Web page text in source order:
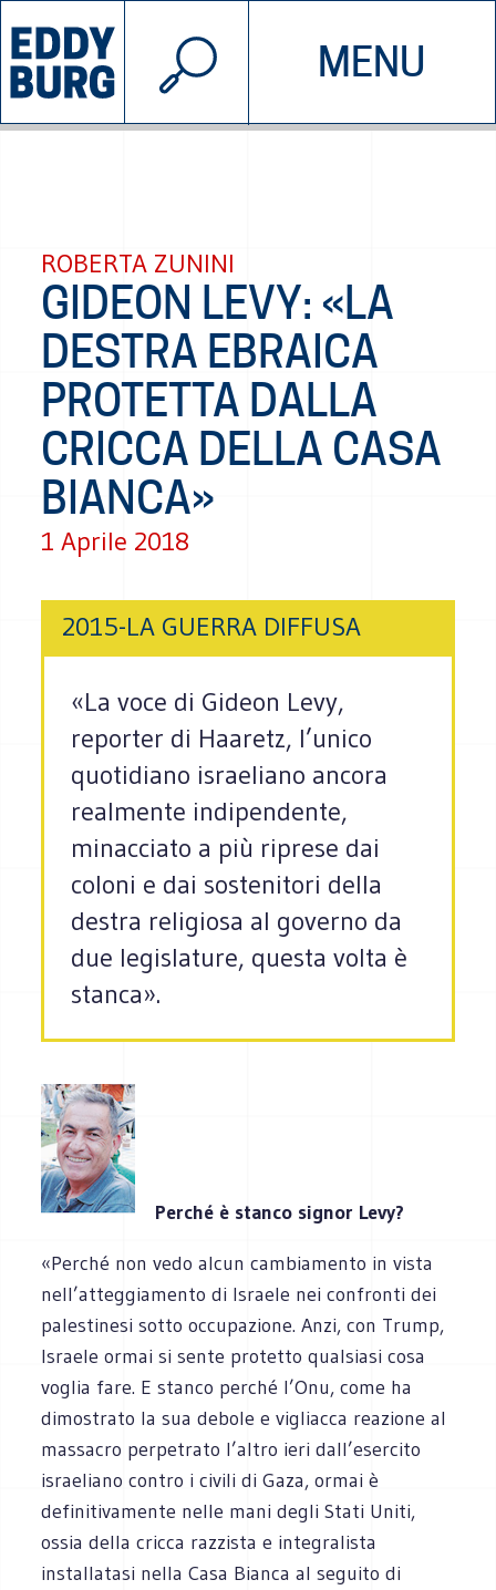
MENU
INIZIATIVE CHI SIAMO
© 2026 EDDYBURG
ROBERTA ZUNINI
GIDEON LEVY: «LA
DESTRA EBRAICA
PROTETTA DALLA
CRICCA DELLA CASA
BIANCA»
1 Aprile 2018
2015-LA GUERRA DIFFUSA
«La voce di Gideon Levy,
reporter di Haaretz, l’unico
quotidiano israeliano ancora
realmente indipendente,
minacciato a più riprese dai
coloni e dai sostenitori della
destra religiosa al governo da
due legislature, questa volta è
stanca».
Perché è stanco signor Levy?
«Perché non vedo alcun cambiamento in vista
nell’atteggiamento di Israele nei confronti dei
palestinesi sotto occupazione. Anzi, con Trump,
Israele ormai si sente protetto qualsiasi cosa
voglia fare. E stanco perché l’Onu, come ha
dimostrato la sua debole e vigliacca reazione al
massacro perpetrato l’altro ieri dall’esercito
israeliano contro i civili di Gaza, ormai è
definitivamente nelle mani degli Stati Uniti,
ossia della cricca razzista e integralista
installatasi nella Casa Bianca al seguito di